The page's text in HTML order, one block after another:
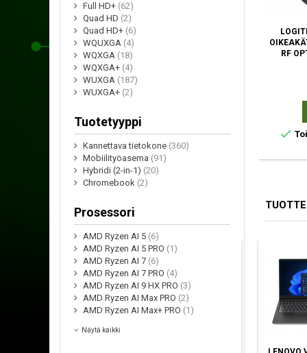
Full HD+ (62)
Quad HD (2)
Quad HD+ (6)
WQUXGA (4)
WQXGA (18)
WQXGA+ (4)
WUXGA (187)
WUXGA+ (2)
Tuotetyyppi
Kannettava tietokone (360)
Mobiilityöasema (91)
Hybridi (2-in-1) (20)
Chromebook (2)
Prosessori
AMD Ryzen AI 5 (6)
AMD Ryzen AI 5 PRO (1)
AMD Ryzen AI 7 (6)
AMD Ryzen AI 7 PRO (4)
AMD Ryzen AI 9 HX PRO (3)
AMD Ryzen AI Max PRO (2)
AMD Ryzen AI Max+ PRO (1)
Näytä kaikki
RF
